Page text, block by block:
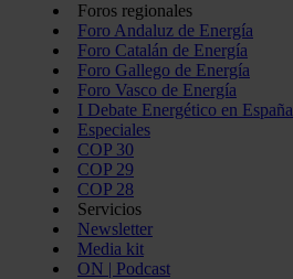
Foros regionales
Foro Andaluz de Energía
Foro Catalán de Energía
Foro Gallego de Energía
Foro Vasco de Energía
I Debate Energético en España
Especiales
COP 30
COP 29
COP 28
Servicios
Newsletter
Media kit
ON | Podcast